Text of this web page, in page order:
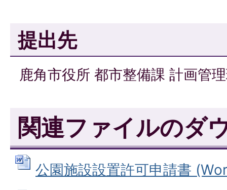
提出先
鹿角市役所 都市整備課 計画管
関連ファイルのダ
公園施設設置許可申請書